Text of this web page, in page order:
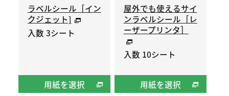
ラベルシール［イン
クジェット]
入数 3シート
用紙を選択
屋外でも使えるサイ
ンラベルシール［レ
ーザープリンタ］
入数 10シート
用紙を選択